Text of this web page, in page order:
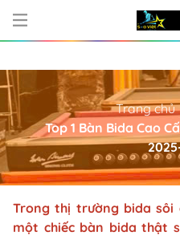
CƠ SỞ
Trang chủ
Top 1 Bàn Bida Cao
Trong thị trường bida sôi
một chiếc bàn bida thật